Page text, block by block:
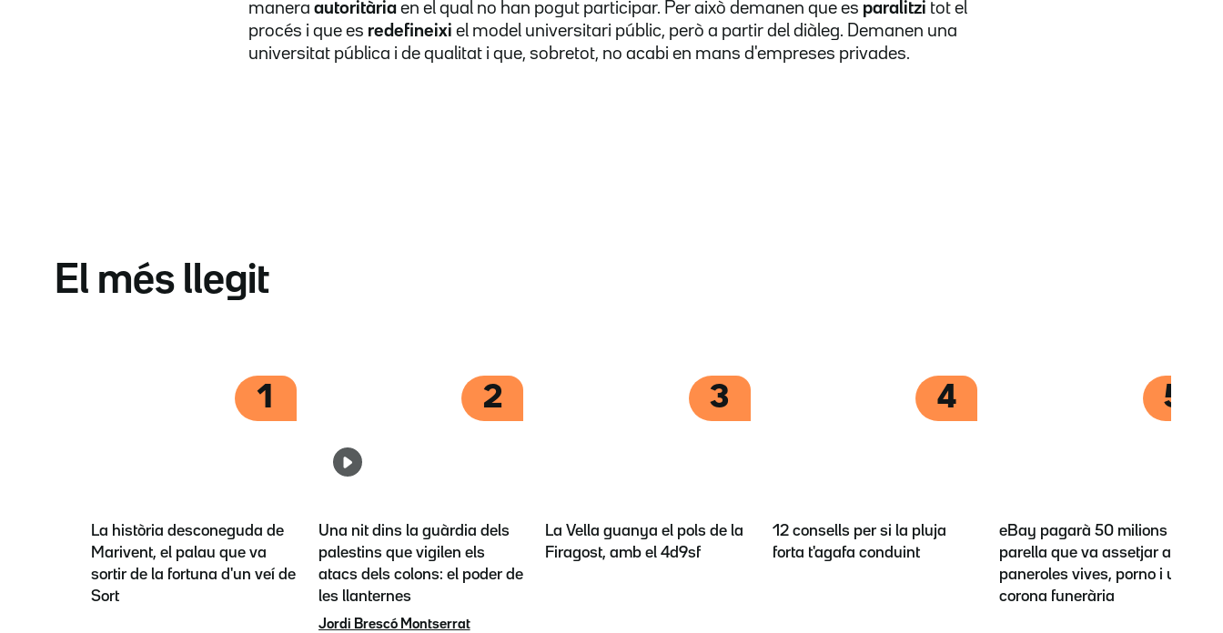
manera autoritària en el qual no han pogut participar. Per això demanen que es paralitzi tot el
procés i que es redefineixi el model universitari públic, però a partir del diàleg. Demanen una
universitat pública i de qualitat i que, sobretot, no acabi en mans d'empreses privades.
El més llegit
1
La història desconeguda de
Marivent, el palau que va
sortir de la fortuna d'un veí de
Sort
2
Una nit dins la guàrdia dels
palestins que vigilen els
atacs dels colons: el poder de
les llanternes
Jordi Brescó Montserrat
3
La Vella guanya el pols de la
Firagost, amb el 4d9sf
4
12 consells per si la pluja
forta t'agafa conduint
5
eBay pagarà 50 milions a la
parella que va assetjar amb
paneroles vives, porno i una
corona funerària